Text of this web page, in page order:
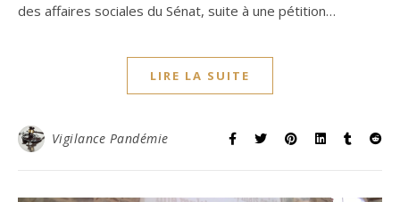
des affaires sociales du Sénat, suite à une pétition…
LIRE LA SUITE
Vigilance Pandémie